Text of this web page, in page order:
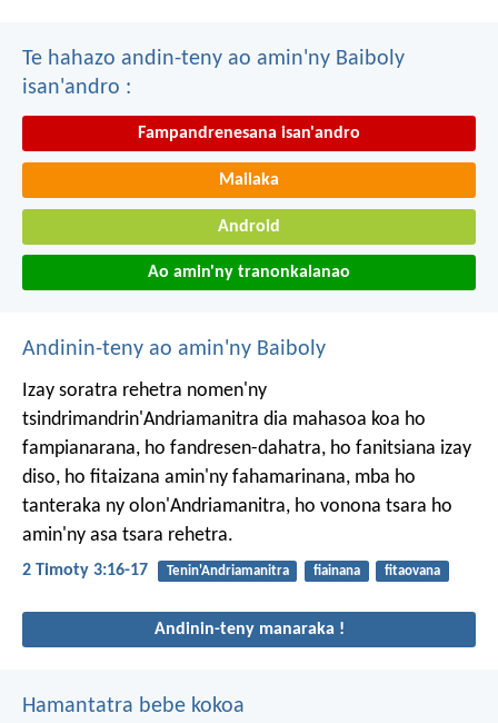
Te hahazo andin-teny ao amin'ny Baiboly
isan'andro :
Fampandrenesana isan'andro
Mailaka
Android
Ao amin'ny tranonkalanao
Andinin-teny ao amin'ny Baiboly
Izay soratra rehetra nomen'ny
tsindrimandrin'Andriamanitra dia mahasoa koa ho
fampianarana, ho fandresen-dahatra, ho fanitsiana izay
diso, ho fitaizana amin'ny fahamarinana, mba ho
tanteraka ny olon'Andriamanitra, ho vonona tsara ho
amin'ny asa tsara rehetra.
2 Timoty 3:16-17 Tenin'Andriamanitra fiainana fitaovana
Andinin-teny manaraka !
Hamantatra bebe kokoa